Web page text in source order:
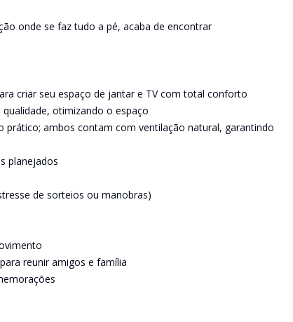
onde se faz tudo a pé, acaba de encontrar
criar seu espaço de jantar e TV com total conforto
otimizando o espaço
prático; ambos contam com ventilação natural, garantindo
planejados
de sorteios ou manobras)
reunir amigos e família